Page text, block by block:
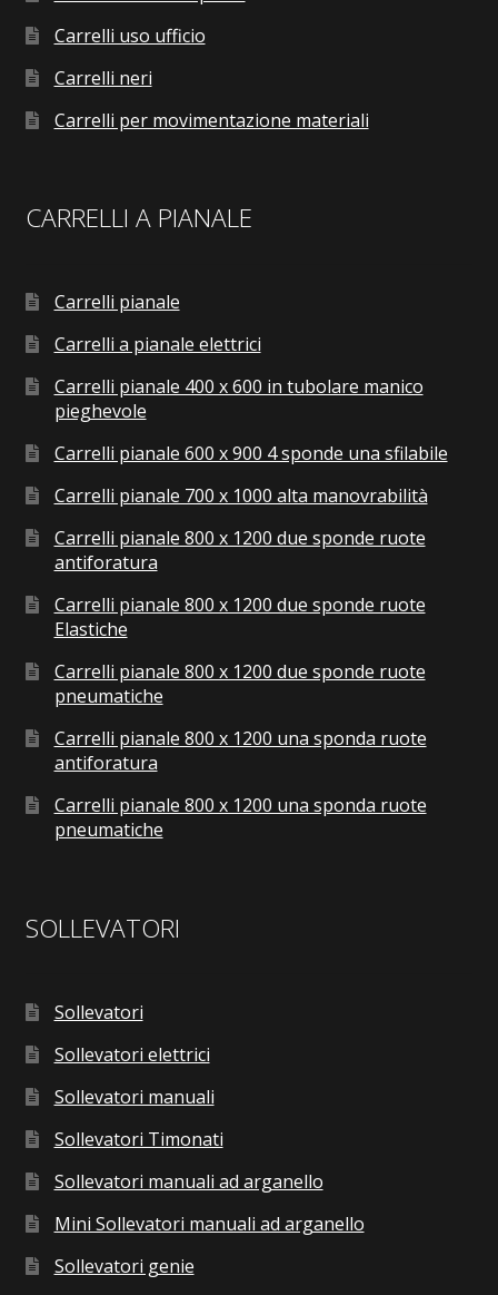
Carrelli uso ufficio
Carrelli neri
Carrelli per movimentazione materiali
CARRELLI A PIANALE
Carrelli pianale
Carrelli a pianale elettrici
Carrelli pianale 400 x 600 in tubolare manico
pieghevole
Carrelli pianale 600 x 900 4 sponde una sfilabile
Carrelli pianale 700 x 1000 alta manovrabilità
Carrelli pianale 800 x 1200 due sponde ruote
antiforatura
Carrelli pianale 800 x 1200 due sponde ruote
Elastiche
Carrelli pianale 800 x 1200 due sponde ruote
pneumatiche
Carrelli pianale 800 x 1200 una sponda ruote
antiforatura
Carrelli pianale 800 x 1200 una sponda ruote
pneumatiche
SOLLEVATORI
Sollevatori
Sollevatori elettrici
Sollevatori manuali
Sollevatori Timonati
Sollevatori manuali ad arganello
Mini Sollevatori manuali ad arganello
Sollevatori genie